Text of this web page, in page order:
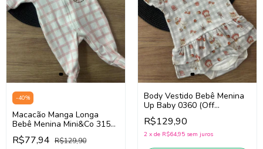
-40%
Macacão Manga Longa
Bebê Menina Mini&Co 3152
(Off White/Rosa)
R$77,94 R$129,90
Body Vestido Bebê Menina
Up Baby 0360 (Off
White/Cinza)
R$129,90
2 x de R$64,95 sem juros